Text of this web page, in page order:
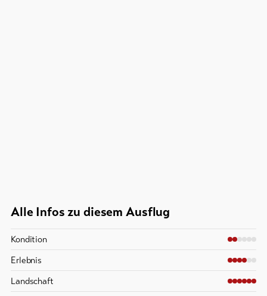
Alle Infos zu diesem Ausflug
Kondition
Erlebnis
Landschaft